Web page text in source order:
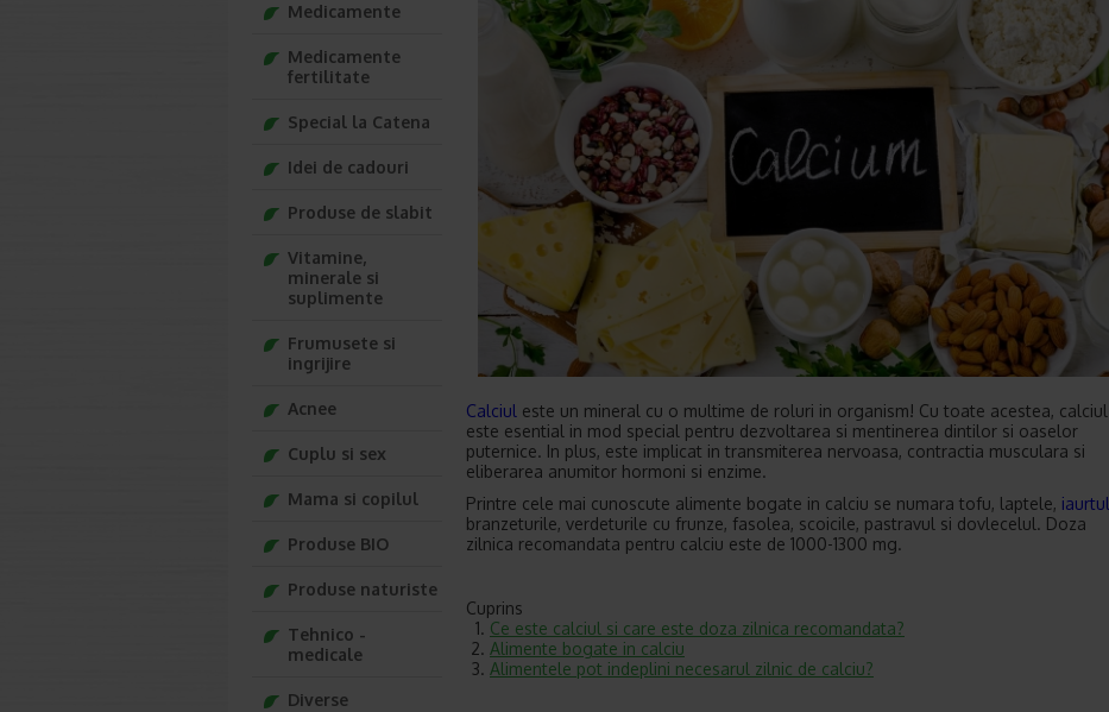
Calciul este un mineral cu o multime de roluri in organism! Cu toate acestea, calciul
este esential in mod special pentru dezvoltarea si mentinerea dintilor si oaselor
puternice. In plus, este implicat in transmiterea nervoasa, contractia musculara si
eliberarea anumitor hormoni si enzime.
Printre cele mai cunoscute alimente bogate in calciu se numara tofu, laptele, iaurtul
branzeturile, verdeturile cu frunze, fasolea, scoicile, pastravul si dovlecelul. Doza
zilnica recomandata pentru calciu este de 1000-1300 mg.
Cuprins
Ce este calciul si care este doza zilnica recomandata?
Alimente bogate in calciu
Alimentele pot indeplini necesarul zilnic de calciu?
Medicamente
Medicamente
fertilitate
Special la Catena
Idei de cadouri
Produse de slabit
Vitamine,
minerale si
suplimente
Frumusete si
ingrijire
Acnee
Cuplu si sex
Mama si copilul
Produse BIO
Produse naturiste
Tehnico -
medicale
Diverse